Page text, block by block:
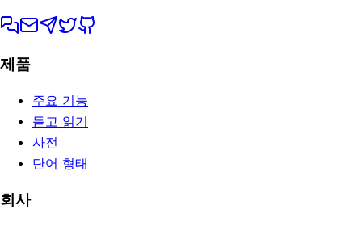
제품
주요 기능
듣고 읽기
사전
단어 형태
회사